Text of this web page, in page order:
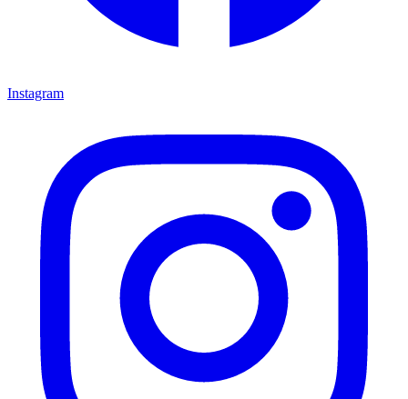
Instagram